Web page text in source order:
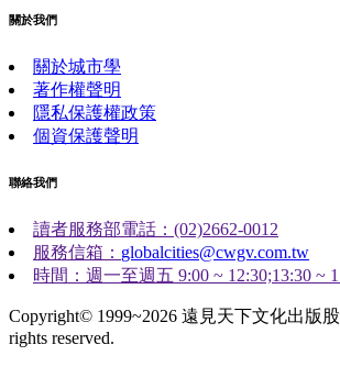
關於我們
關於城市學
著作權聲明
隱私保護權政策
個資保護聲明
聯絡我們
讀者服務部電話：(02)2662-0012
服務信箱： globalcities@cwgv.com.tw
時間：週一至週五 9:00 ~ 12:30;13:30 ~
Copyright© 1999~2026 遠見天下文化出版
rights reserved.